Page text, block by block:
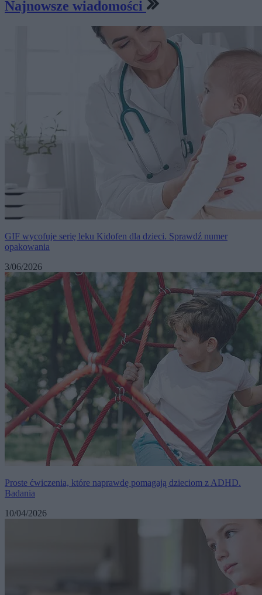
Najnowsze wiadomości
GIF wycofuje serię leku Kidofen dla dzieci. Sprawdź numer
opakowania
3/06/2026
Proste ćwiczenia, które naprawdę pomagają dzieciom z ADHD.
Badania
10/04/2026